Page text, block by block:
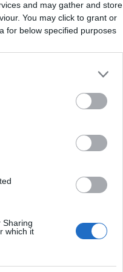
and may gather and store
You may click to grant or
for below specified purposes
Sharing
which it
Országos hírek